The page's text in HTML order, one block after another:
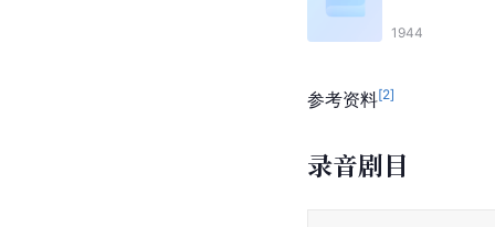
1944
参考资料[2]
录音剧目